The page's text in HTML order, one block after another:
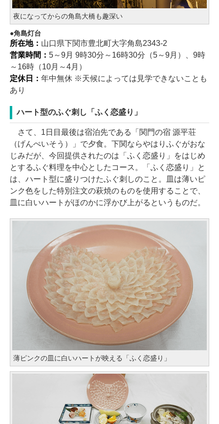
夜になってからの角島大橋も趣深い
角島灯台
所在地： 山口県下関市豊北町大字角島2343-2
営業時間： 5～9月 9時30分～16時30分（5～9月）、9時
～16時（10月～4月）
定休日： 年中無休 ※天候によっては見学できないことも
あり
ハート型のふぐ刺し「ふく恋盛り」
さて、1日目最後は宿泊先である「関門の宿 源平荘
（げんぺいそう）」で夕食。下関ならやはりふぐがおな
じみだが、今回提供されたのは「ふく恋盛り」をはじめ
とするふぐ料理を中心としたコース。「ふく恋盛り」と
は、ハート型に盛りつけたふぐ刺しのこと。皿は薄いピ
ンク色をした特別注文の萩焼のものを使用することで、
皿に白いハートがほのかに浮かび上がるというものだ。
薄ピンクの皿に白いハートが映える「ふく恋盛り」